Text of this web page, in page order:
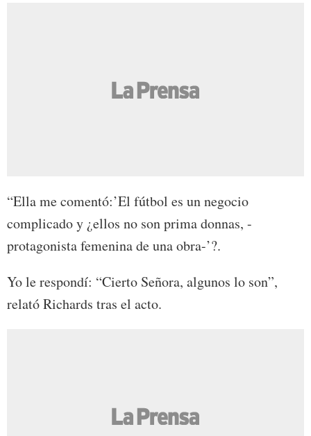
“Ella me comentó:’El fútbol es un negocio
complicado y ¿ellos no son prima donnas, -
protagonista femenina de una obra-’?.
Yo le respondí: “Cierto Señora, algunos lo son”,
relató Richards tras el acto.